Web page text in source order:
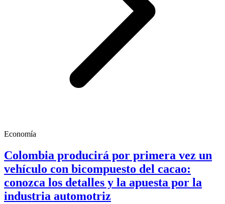
Economía
Colombia producirá por primera vez un
vehículo con bicompuesto del cacao:
conozca los detalles y la apuesta por la
industria automotriz